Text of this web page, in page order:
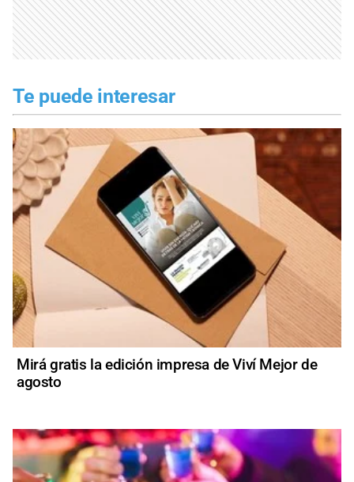
Te puede interesar
Mirá gratis la edición impresa de Viví Mejor de
agosto